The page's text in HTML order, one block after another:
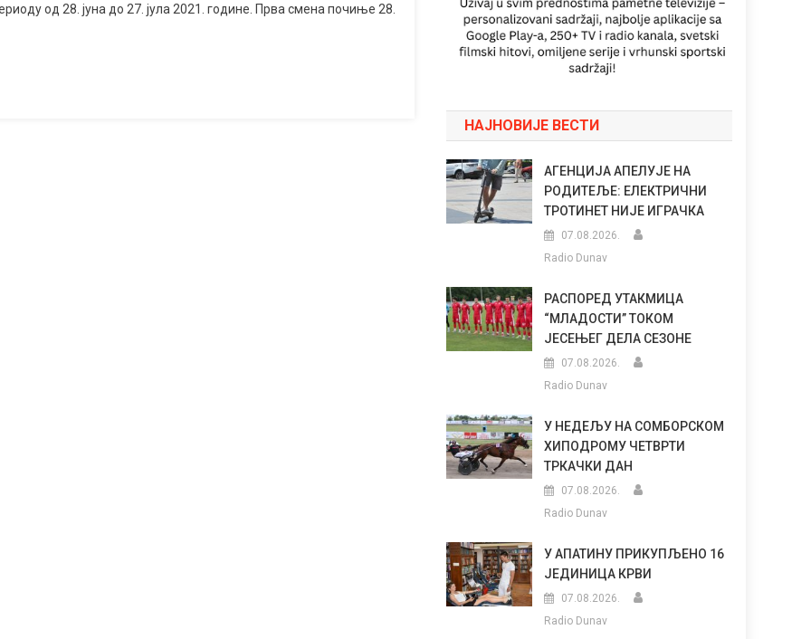
од 28. јуна до 27. јула 2021. године. Прва смена почиње 28.
НАЈНОВИЈЕ ВЕСТИ
АГЕНЦИЈА АПЕЛУЈЕ НА
РОДИТЕЉЕ: ЕЛЕКТРИЧНИ
ТРОТИНЕТ НИЈЕ ИГРАЧКА
07.08.2026.
Radio Dunav
РАСПОРЕД УТАКМИЦА
“МЛАДОСТИ” ТОКОМ
ЈЕСЕЊЕГ ДЕЛА СЕЗОНЕ
07.08.2026.
Radio Dunav
У НЕДЕЉУ НА СОМБОРСКОМ
ХИПОДРОМУ ЧЕТВРТИ
ТРКАЧКИ ДАН
07.08.2026.
Radio Dunav
У АПАТИНУ ПРИКУПЉЕНО 16
ЈЕДИНИЦА КРВИ
07.08.2026.
Radio Dunav